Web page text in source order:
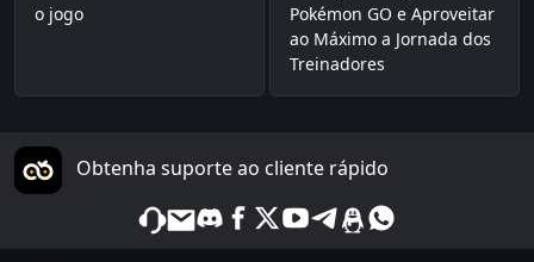
o jogo
Pokémon GO e Aproveitar
ao Máximo a Jornada dos
Treinadores
Obtenha suporte ao cliente rápido